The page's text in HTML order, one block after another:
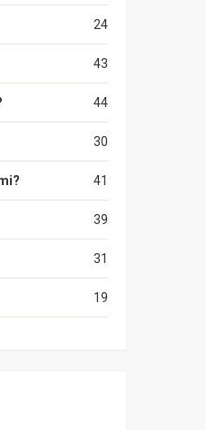
24
43
44
30
41
39
31
19